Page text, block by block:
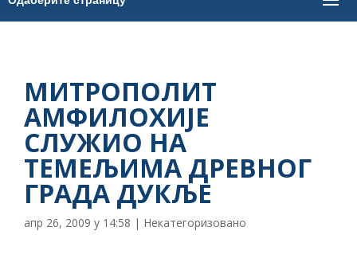
МИТРОПОЛИТ
АМФИЛОХИЈЕ
СЛУЖИО НА
ТЕМЕЉИМА ДРЕВНОГ
ГРАДА ДУКЉЕ
апр 26, 2009 у 14:58 | Некатегоризовано